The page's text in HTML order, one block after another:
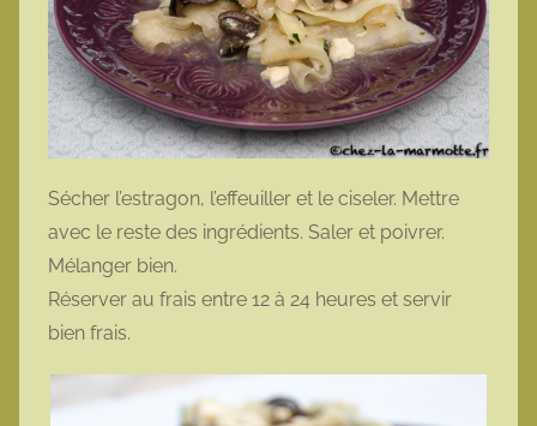
Sécher l’estragon, l’effeuiller et le ciseler. Mettre
avec le reste des ingrédients. Saler et poivrer.
Mélanger bien.
Réserver au frais entre 12 à 24 heures et servir
bien frais.